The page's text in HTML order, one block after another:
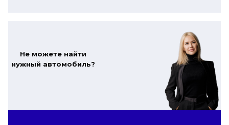
Не можете найти
нужный автомобиль?